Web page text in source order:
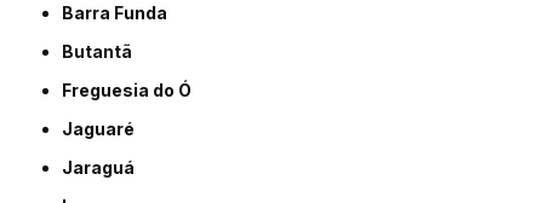
Barra Funda
Butantã
Freguesia do Ó
Jaguaré
Jaraguá